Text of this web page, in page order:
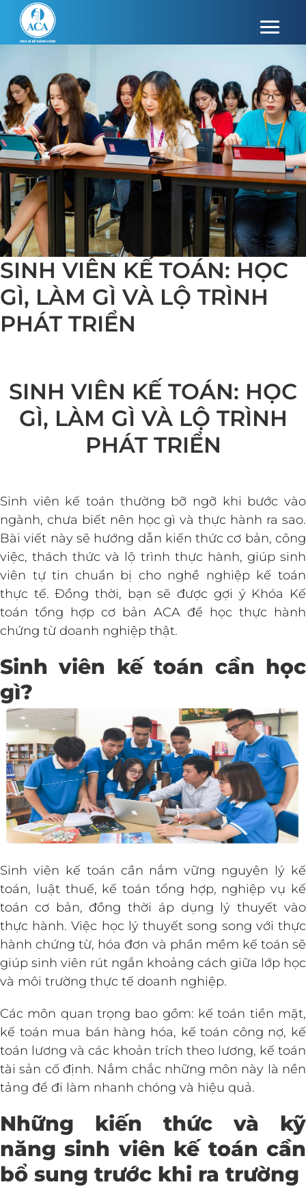
SINH VIÊN KẾ TOÁN: HỌC
GÌ, LÀM GÌ VÀ LỘ TRÌNH
PHÁT TRIỂN
SINH VIÊN KẾ TOÁN: HỌC
GÌ, LÀM GÌ VÀ LỘ TRÌNH
PHÁT TRIỂN
Sinh viên kế toán thường bỡ ngỡ khi bước vào
ngành, chưa biết nên học gì và thực hành ra sao.
Bài viết này sẽ hướng dẫn kiến thức cơ bản, công
việc, thách thức và lộ trình thực hành, giúp sinh
viên tự tin chuẩn bị cho nghề nghiệp kế toán
thực tế. Đồng thời, bạn sẽ được gợi ý Khóa Kế
toán tổng hợp cơ bản ACA để học thực hành
chứng từ doanh nghiệp thật.
Sinh viên kế toán cần học
gì?
Sinh viên kế toán cần nắm vững nguyên lý kế
toán, luật thuế, kế toán tổng hợp, nghiệp vụ kế
toán cơ bản, đồng thời áp dụng lý thuyết vào
thực hành. Việc học lý thuyết song song với thực
hành chứng từ, hóa đơn và phần mềm kế toán sẽ
giúp sinh viên rút ngắn khoảng cách giữa lớp học
và môi trường thực tế doanh nghiệp.
Các môn quan trọng bao gồm: kế toán tiền mặt,
kế toán mua bán hàng hóa, kế toán công nợ, kế
toán lương và các khoản trích theo lương, kế toán
tài sản cố định. Nắm chắc những môn này là nền
tảng để đi làm nhanh chóng và hiệu quả.
Những kiến thức và kỹ
năng sinh viên kế toán cần
bổ sung trước khi ra trường